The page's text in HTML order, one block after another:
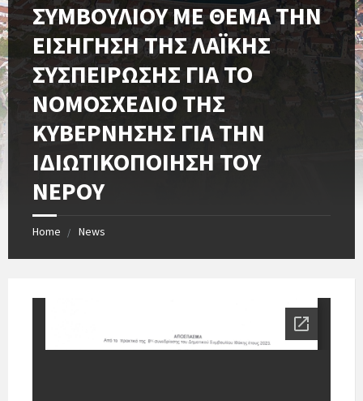
ΣΥΜΒΟΥΛΙΟΥ ΜΕ ΘΕΜΑ ΤΗΝ
ΕΙΣΗΓΗΣΗ ΤΗΣ ΛΑΪΚΗΣ
ΣΥΣΠΕΙΡΩΣΗΣ ΓΙΑ ΤΟ
ΝΟΜΟΣΧΕΔΙΟ ΤΗΣ
ΚΥΒΕΡΝΗΣΗΣ ΓΙΑ ΤΗΝ
ΙΔΙΩΤΙΚΟΠΟΙΗΣΗ ΤΟΥ
ΝΕΡΟΥ
Home News